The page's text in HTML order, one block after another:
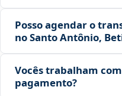
Posso agendar o
no Santo Antônio,
Vocês trabalham
pagamento?